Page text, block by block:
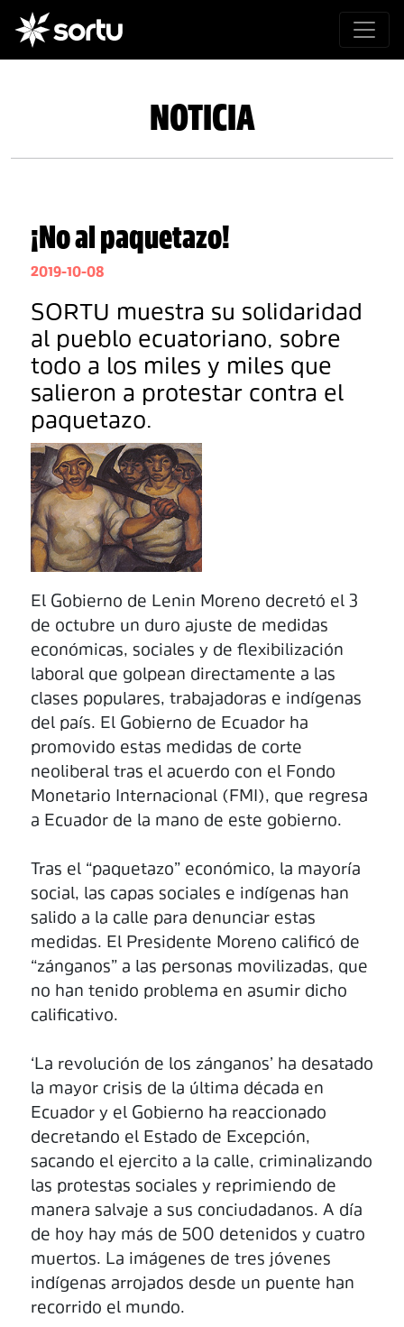
NOTICIA
¡No al paquetazo!
2019-10-08
SORTU muestra su solidaridad
al pueblo ecuatoriano, sobre
todo a los miles y miles que
salieron a protestar contra el
paquetazo.
El Gobierno de Lenin Moreno decretó el 3
de octubre un duro ajuste de medidas
económicas, sociales y de flexibilización
laboral que golpean directamente a las
clases populares, trabajadoras e indígenas
del país. El Gobierno de Ecuador ha
promovido estas medidas de corte
neoliberal tras el acuerdo con el Fondo
Monetario Internacional (FMI), que regresa
a Ecuador de la mano de este gobierno.
Tras el “paquetazo” económico, la mayoría
social, las capas sociales e indígenas han
salido a la calle para denunciar estas
medidas. El Presidente Moreno calificó de
“zánganos” a las personas movilizadas, que
no han tenido problema en asumir dicho
calificativo.
‘La revolución de los zánganos’ ha desatado
la mayor crisis de la última década en
Ecuador y el Gobierno ha reaccionado
decretando el Estado de Excepción,
sacando el ejercito a la calle, criminalizando
las protestas sociales y reprimiendo de
manera salvaje a sus conciudadanos. A día
de hoy hay más de 500 detenidos y cuatro
muertos. La imágenes de tres jóvenes
indígenas arrojados desde un puente han
recorrido el mundo.